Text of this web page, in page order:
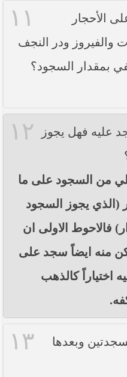
١١
الأحجار
والفيروز ودر النجف
بمقدار السجود؟
١٢
عليه فهل يجوز
من السجود على ما
(الذي يجوز السجود
فالاحوط الاولى ان
منه ايضاً سجد على
اختياراً كالذهب
١٣
وبعدها